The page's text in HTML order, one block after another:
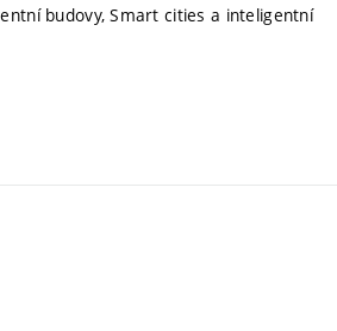
budovy, Smart cities a inteligentní